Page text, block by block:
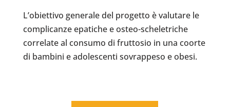
L’obiettivo generale del progetto è valutare le
complicanze epatiche e osteo-scheletriche
correlate al consumo di fruttosio in una coorte
di bambini e adolescenti sovrappeso e obesi.